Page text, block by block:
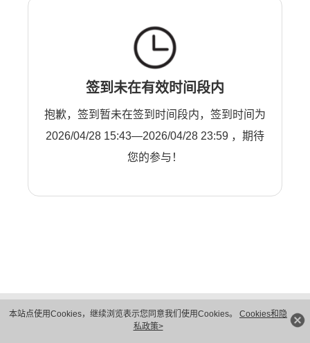
本站点使用Cookies，继续浏览表示您同意我们使用Cookies。 Cookies和隐
私政策>
签到未在有效时间段内
抱歉，签到暂未在签到时间段内，签到时间为
2026/04/28 15:43—2026/04/28 23:59 ，期待
您的参与！
隐私保护
法律声明